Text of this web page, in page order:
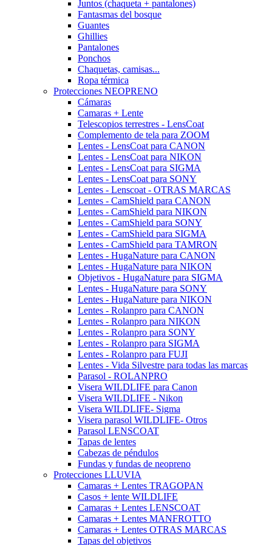
Juntos (chaqueta + pantalones)
Fantasmas del bosque
Guantes
Ghillies
Pantalones
Ponchos
Chaquetas, camisas...
Ropa térmica
Protecciones NEOPRENO
Cámaras
Camaras + Lente
Telescopios terrestres - LensCoat
Complemento de tela para ZOOM
Lentes - LensCoat para CANON
Lentes - LensCoat para NIKON
Lentes - LensCoat para SIGMA
Lentes - LensCoat para SONY
Lentes - Lenscoat - OTRAS MARCAS
Lentes - CamShield para CANON
Lentes - CamShield para NIKON
Lentes - CamShield para SONY
Lentes - CamShield para SIGMA
Lentes - CamShield para TAMRON
Lentes - HugaNature para CANON
Lentes - HugaNature para NIKON
Objetivos - HugaNature para SIGMA
Lentes - HugaNature para SONY
Lentes - HugaNature para NIKON
Lentes - Rolanpro para CANON
Lentes - Rolanpro para NIKON
Lentes - Rolanpro para SONY
Lentes - Rolanpro para SIGMA
Lentes - Rolanpro para FUJI
Lentes - Vida Silvestre para todas las marcas
Parasol - ROLANPRO
Visera WILDLIFE para Canon
Visera WILDLIFE - Nikon
Visera WILDLIFE- Sigma
Visera parasol WILDLIFE- Otros
Parasol LENSCOAT
Tapas de lentes
Cabezas de péndulos
Fundas y fundas de neopreno
Protecciones LLUVIA
Camaras + Lentes TRAGOPAN
Casos + lente WILDLIFE
Camaras + Lentes LENSCOAT
Camaras + Lentes MANFROTTO
Camaras + Lentes OTRAS MARCAS
Tapas del objetivos